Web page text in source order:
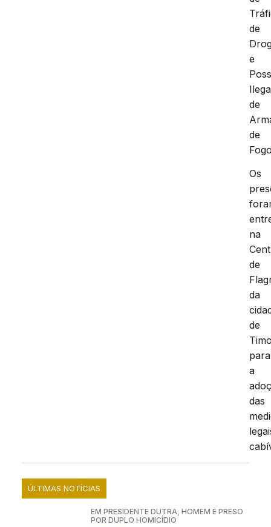
de
e
de
de
Os
na
de
da
de
para
a
das
ÚLTIMAS NOTÍCIAS
EM PRESIDENTE DUTRA, HOMEM É PRESO
POR DUPLO HOMICÍDIO